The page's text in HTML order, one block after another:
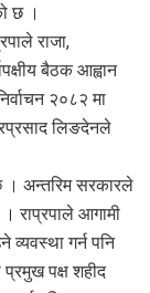
छ ।
राजा,
बैठक आह्वान
२०८२ मा
लिङदेनले
। अन्तरिम सरकारले
राप्रपाले आगामी
व्यवस्था गर्न पनि
पक्ष शहीद